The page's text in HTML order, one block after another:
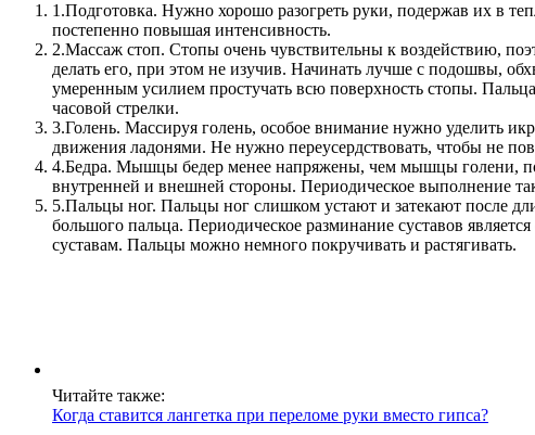
1.Подготовка. Нужно хорошо разогреть руки, подержав их в
постепенно повышая интенсивность.
2.Массаж стоп. Стопы очень чувствительны к воздействию,
делать его, при этом не изучив. Начинать лучше с подошвы,
умеренным усилием простучать всю поверхность стопы.
часовой стрелки.
3.Голень. Массируя голень, особое внимание нужно уделить
движения ладонями. Не нужно переусердствовать, чтобы не
4.Бедра. Мышцы бедер менее напряжены, чем мышцы голени,
внутренней и внешней стороны. Периодическое выполнение
5.Пальцы ног. Пальцы ног слишком устают и затекают после
большого пальца. Периодическое разминание суставов
суставам. Пальцы можно немного покручивать и растягивать.
Читайте также:
Когда ставится лангетка при переломе руки вместо гипса?